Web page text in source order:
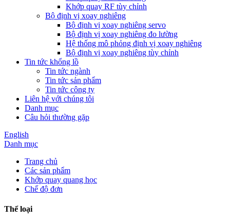
Khớp quay RF tùy chỉnh
Bộ định vị xoay nghiêng
Bộ định vị xoay nghiêng servo
Bộ định vị xoay nghiêng đo lường
Hệ thống mô phỏng định vị xoay nghiêng
Bộ định vị xoay nghiêng tùy chỉnh
Tin tức khổng lồ
Tin tức ngành
Tin tức sản phẩm
Tin tức công ty
Liên hệ với chúng tôi
Danh mục
Câu hỏi thường gặp
English
Danh mục
Trang chủ
Các sản phẩm
Khớp quay quang học
Chế độ đơn
Thể loại